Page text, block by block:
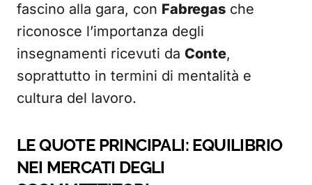
fascino alla gara, con Fabregas che
riconosce l’importanza degli
insegnamenti ricevuti da Conte,
soprattutto in termini di mentalità e
cultura del lavoro.
LE QUOTE PRINCIPALI: EQUILIBRIO
NEI MERCATI DEGLI